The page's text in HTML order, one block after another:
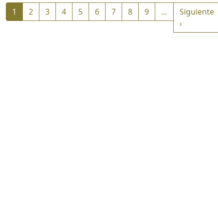
Paginación
1 2 3 4 5 6 7 8 9 …
Siguiente
›